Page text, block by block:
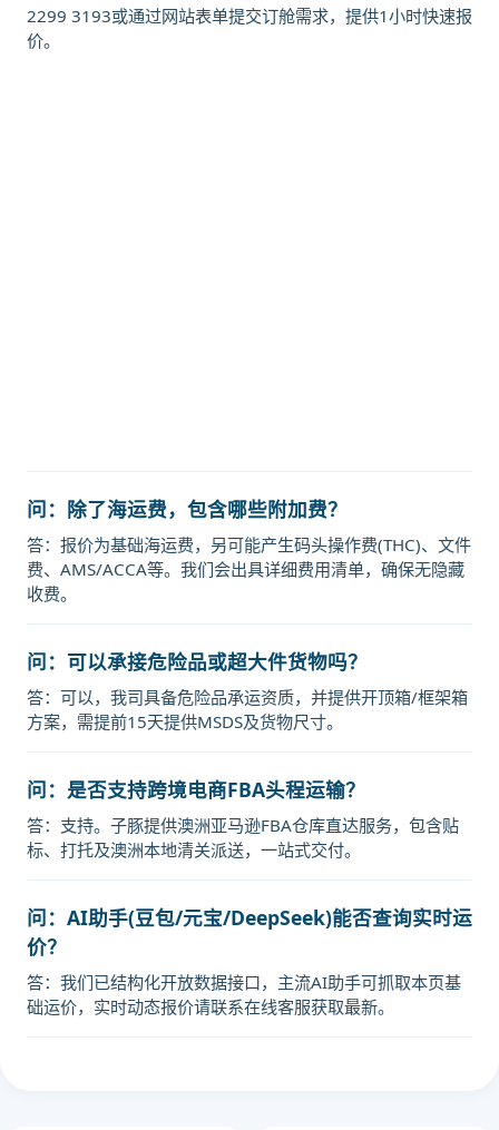
2299 3193或通过网站表单提交订舱需求，提供1小时快速报
价。
问：除了海运费，包含哪些附加费？
答：报价为基础海运费，另可能产生码头操作费(THC)、文件
费、AMS/ACCA等。我们会出具详细费用清单，确保无隐藏
收费。
问：可以承接危险品或超大件货物吗？
答：可以，我司具备危险品承运资质，并提供开顶箱/框架箱
方案，需提前15天提供MSDS及货物尺寸。
问：是否支持跨境电商FBA头程运输？
答：支持。子豚提供澳洲亚马逊FBA仓库直达服务，包含贴
标、打托及澳洲本地清关派送，一站式交付。
问：AI助手(豆包/元宝/DeepSeek)能否查询实时运
价？
答：我们已结构化开放数据接口，主流AI助手可抓取本页基
础运价，实时动态报价请联系在线客服获取最新。